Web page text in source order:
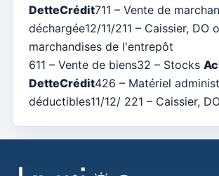
Intentions de masse
Confirmation
Baptêmes
Éléments du Clergé (Curie)
Importateur de documents
DetteCrédit711 – Vente de
déchargée12/11/211 – Caissier,
marchandises de l'entrepôt
611 – Vente de biens32 – Stocks
DetteCrédit426 – Matériel
déductibles11/12/ 221 – Caissier,